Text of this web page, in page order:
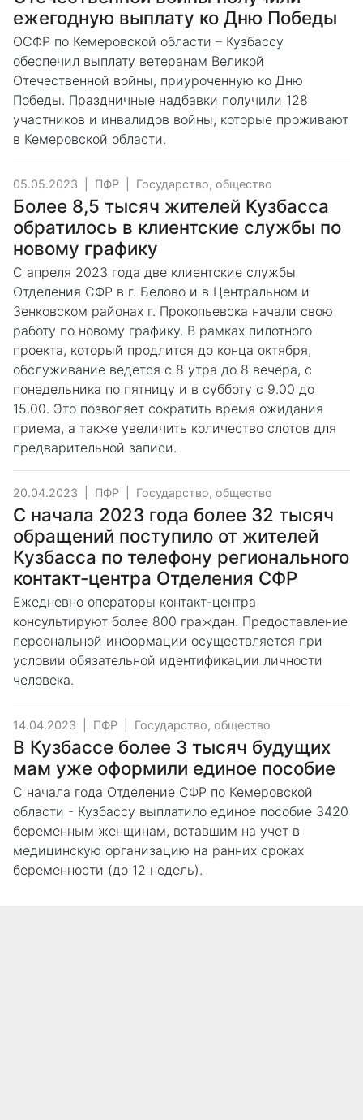
ежегодную выплату ко Дню Победы
ОСФР по Кемеровской области – Кузбассу
обеспечил выплату ветеранам Великой
Отечественной войны, приуроченную ко Дню
Победы. Праздничные надбавки получили 128
участников и инвалидов войны, которые проживают
в Кемеровской области.
05.05.2023 ПФР Государство, общество
Более 8,5 тысяч жителей Кузбасса
обратилось в клиентские службы по
новому графику
С апреля 2023 года две клиентские службы
Отделения СФР в г. Белово и в Центральном и
Зенковском районах г. Прокопьевска начали свою
работу по новому графику. В рамках пилотного
проекта, который продлится до конца октября,
обслуживание ведется с 8 утра до 8 вечера, с
понедельника по пятницу и в субботу с 9.00 до
15.00. Это позволяет сократить время ожидания
приема, а также увеличить количество слотов для
предварительной записи.
20.04.2023 ПФР Государство, общество
С начала 2023 года более 32 тысяч
обращений поступило от жителей
Кузбасса по телефону регионального
контакт-центра Отделения СФР
Ежедневно операторы контакт-центра
консультируют более 800 граждан. Предоставление
персональной информации осуществляется при
условии обязательной идентификации личности
человека.
14.04.2023 ПФР Государство, общество
В Кузбассе более 3 тысяч будущих
мам уже оформили единое пособие
С начала года Отделение СФР по Кемеровской
области - Кузбассу выплатило единое пособие 3420
беременным женщинам, вставшим на учет в
медицинскую организацию на ранних сроках
беременности (до 12 недель).